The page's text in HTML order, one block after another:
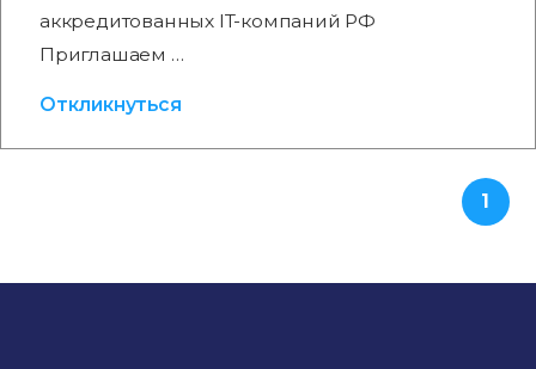
аккредитованных IT-компаний РФ
Приглашаем …
Откликнуться
1